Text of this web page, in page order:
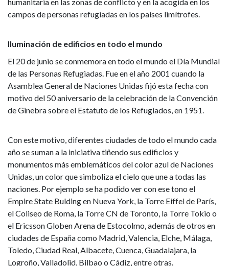
humanitaria en las zonas de conflicto y en la acogida en los
campos de personas refugiadas en los países limítrofes.
Iluminación de edificios en todo el mundo
El 20 de junio se conmemora en todo el mundo el Día Mundial
de las Personas Refugiadas. Fue en el año 2001 cuando la
Asamblea General de Naciones Unidas fijó esta fecha con
motivo del 50 aniversario de la celebración de la Convención
de Ginebra sobre el Estatuto de los Refugiados, en 1951.
Con este motivo, diferentes ciudades de todo el mundo cada
año se suman a la iniciativa tiñendo sus edificios y
monumentos más emblemáticos del color azul de Naciones
Unidas, un color que simboliza el cielo que une a todas las
naciones. Por ejemplo se ha podido ver con ese tono el
Empire State Bulding en Nueva York, la Torre Eiffel de París,
el Coliseo de Roma, la Torre CN de Toronto, la Torre Tokio o
el Ericsson Globen Arena de Estocolmo, además de otros en
ciudades de España como Madrid, Valencia, Elche, Málaga,
Toledo, Ciudad Real, Albacete, Cuenca, Guadalajara, la
Logroño, Valladolid, Bilbao o Cádiz, entre otras.